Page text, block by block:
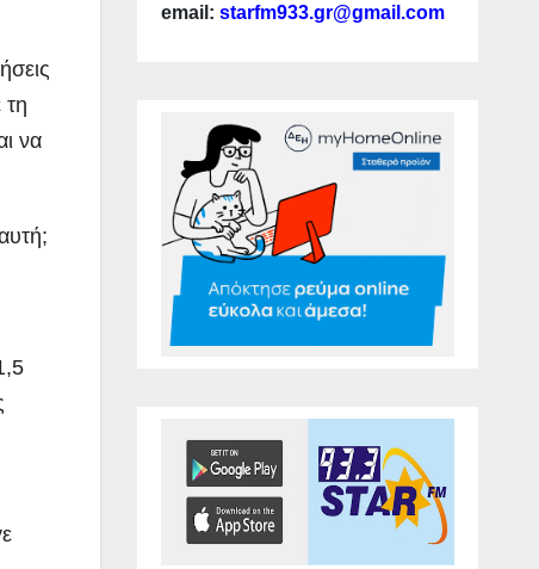
τη
να
email: starfm933.gr@gmail.com